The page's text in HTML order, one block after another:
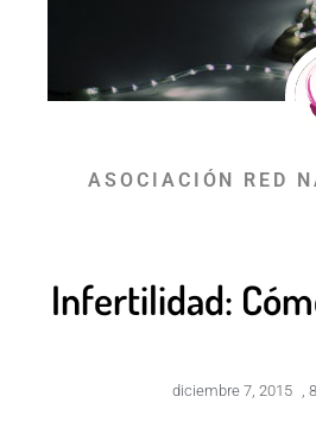
ASOCIACIÓN RED
Infertilidad:
diciembre 7, 2015 ,